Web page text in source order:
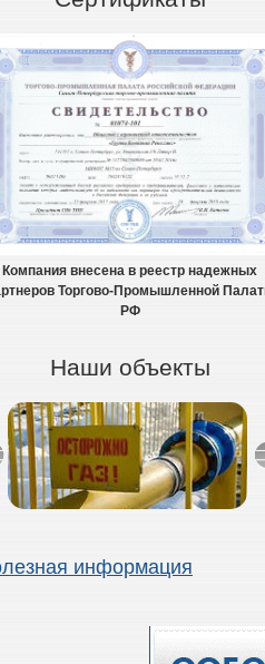
Компания внесена в реестр надежных
Торгово-Промышленной
РФ
Наши объекты
информация